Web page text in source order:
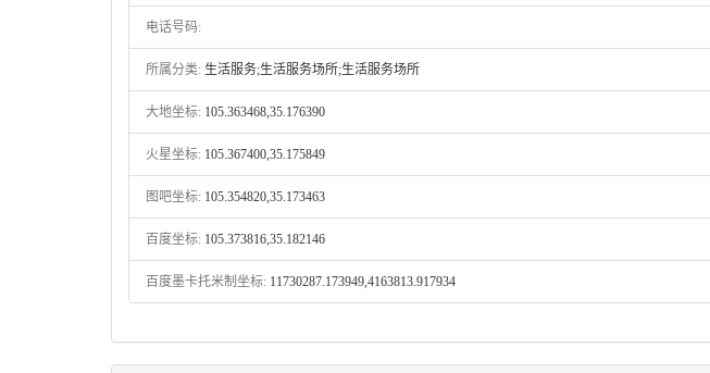
电话号码:
所属分类: 生活服务;生活服务场所;生活服务场所
大地坐标: 105.363468,35.176390
火星坐标: 105.367400,35.175849
图吧坐标: 105.354820,35.173463
百度坐标: 105.373816,35.182146
百度墨卡托米制坐标: 11730287.173949,4163813.917934